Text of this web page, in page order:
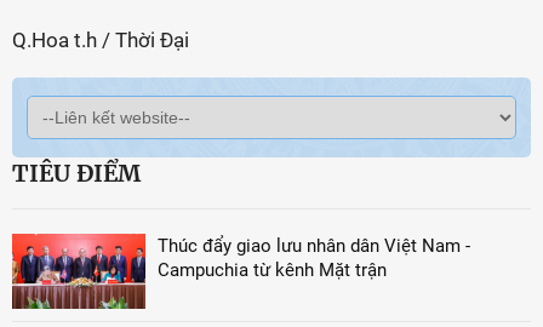
Q.Hoa t.h / Thời Đại
TIÊU ĐIỂM
Thúc đẩy giao lưu nhân dân Việt Nam -
Campuchia từ kênh Mặt trận